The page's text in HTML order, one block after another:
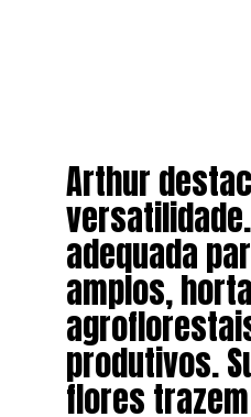
Arthur
adequada
amplos,
produtivos.
flores